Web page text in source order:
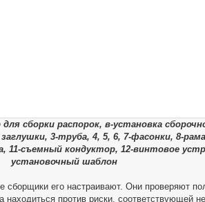
сборки распорок, в-установка
3-труба, 4, 5, 6, 7-фасонки, 8-
11-съемный кондуктор, 12-винтовое
установочный шаблон
сборщики его настраивают. Они проверяют
находиться против риски, соответствующей